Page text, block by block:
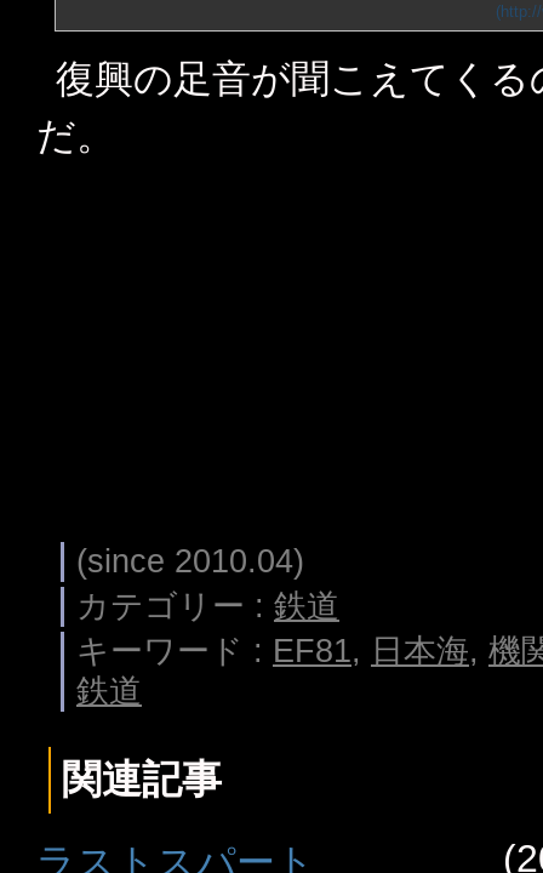
復興の足音が聞こえてく
だ。
(since 2010.04)
カテゴリー : 鉄道
キーワード : EF81, 日本海, 機
鉄道
関連記事
ラストスパート